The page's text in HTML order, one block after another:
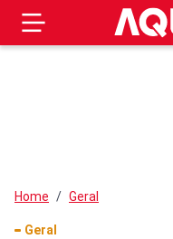
Home Geral
Geral